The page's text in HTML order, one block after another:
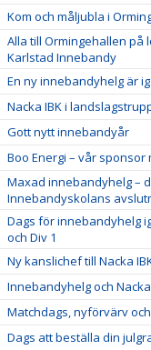
Kom och måljubla i
Alla till Ormingehallen på
Karlstad Innebandy
En ny innebandyhelg är
Nacka IBK i
Gott nytt innebandyår
Boo Energi – vår
Maxad innebandyhelg –
Innebandyskolans
Dags för innebandyhelg
och Div 1
Ny kanslichef till Nacka
Innebandyhelg och
Matchdags, nyförvärv
Dags att beställa din